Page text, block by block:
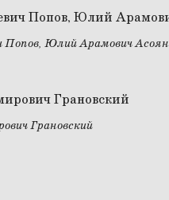
Попов, Юлий Арамович Асоян
Грановский